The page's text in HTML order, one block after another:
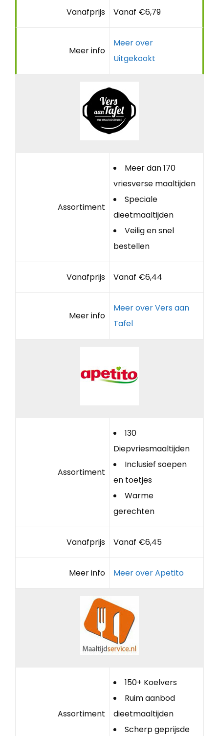
Vanafprijs Vanaf €6,79
Meer info
Meer over
Uitgekookt
Assortiment
Meer dan 170
vriesverse maaltijden
Speciale
dieetmaaltijden
Veilig en snel
bestellen
Vanafprijs Vanaf €6,44
Meer info
Meer over Vers aan
Tafel
Assortiment
130
Diepvriesmaaltijden
Inclusief soepen
en toetjes
Warme
gerechten
Vanafprijs Vanaf €6,45
Meer info Meer over Apetito
Assortiment
150+ Koelvers
Ruim aanbod
dieetmaaltijden
Scherp geprijsde